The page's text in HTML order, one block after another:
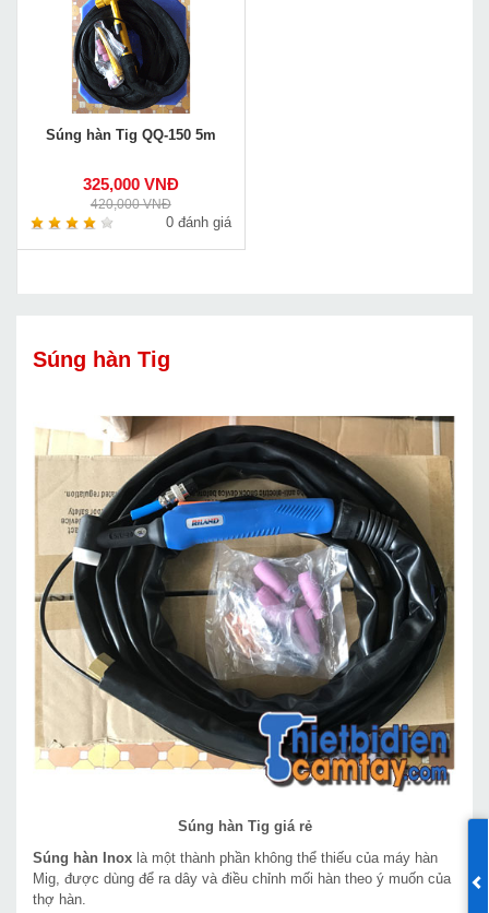
Súng hàn Tig QQ-150 5m
325,000 VNĐ
420,000 VNĐ
0 đánh giá
Súng hàn Tig
Súng hàn Tig giá rẻ
Súng hàn Inox là một thành phần không thể thiếu của máy hàn
Mig, được dùng để ra dây và điều chỉnh mối hàn theo ý muốn của
thợ hàn.